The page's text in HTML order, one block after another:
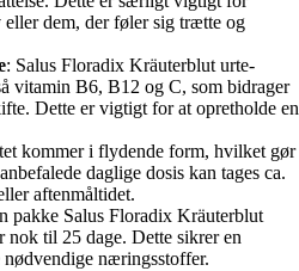
dem, der føler sig trætte og
: Salus Floradix Kräuterblut urte-
vitamin B6, B12 og C, som bidrager
Dette er vigtigt for at opretholde en
kommer i flydende form, hvilket gør
daglige dosis kan tages ca.
aftenmåltidet.
pakke Salus Floradix Kräuterblut
nok til 25 dage. Dette sikrer en
næringsstoffer.